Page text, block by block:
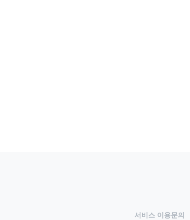
서비스 이용문의